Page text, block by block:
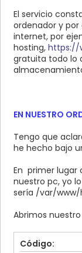
El servicio
ordenador y
internet, por
hosting, https://
gratuita todo lo
EN NUESTRO
Tengo que
he hecho bajo
En primer lugar
nuestro pc, yo
sería /var/
Abrimos
Código: